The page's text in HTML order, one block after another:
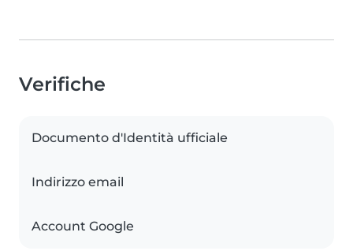
Verifiche
Documento d'Identità ufficiale
Indirizzo email
Account Google